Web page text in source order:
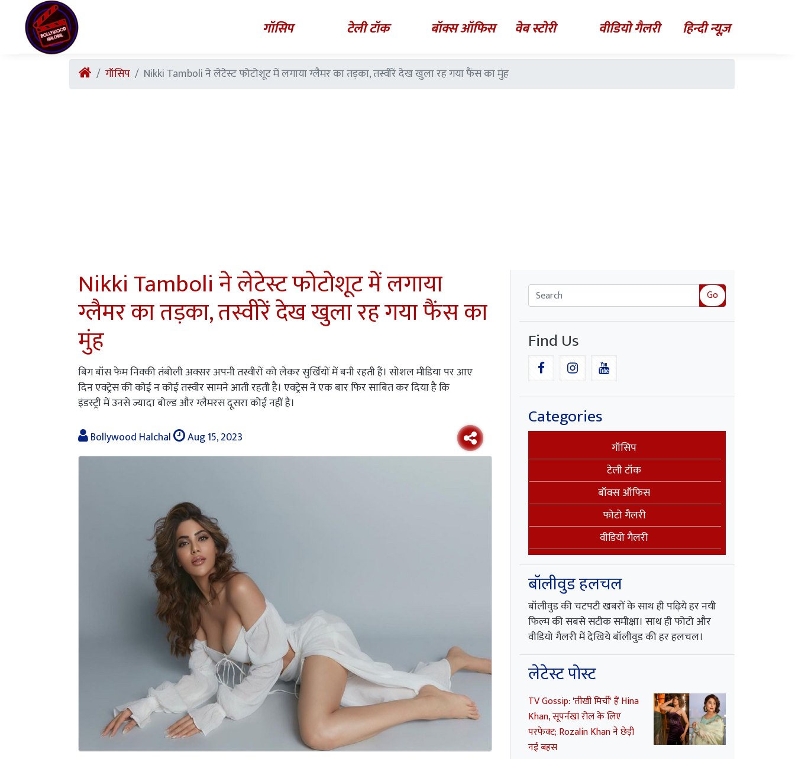
गॉसिप टेली टॉक बॉक्स ऑफिस वेब स्टोरी वीडियो गैलरी हिन्दी न्यूज़
गॉसिप Nikki Tamboli ने लेटेस्ट फोटोशूट में लगाया ग्लैमर का तड़का, तस्वीरें देख खुला रह गया फैंस का मुंह
Nikki Tamboli ने लेटेस्ट फोटोशूट में लगाया
ग्लैमर का तड़का, तस्वीरें देख खुला रह गया फैंस का
मुंह
बिग बॉस फेम निक्की तंबोली अक्सर अपनी तस्वीरों को लेकर सुर्खियों में बनी रहती हैं। सोशल मीडिया पर आए
दिन एक्ट्रेस की कोई न कोई तस्वीर सामने आती रहती है। एक्ट्रेस ने एक बार फिर साबित कर दिया है कि
इंडस्ट्री में उनसे ज्यादा बोल्ड और ग्लैमरस दूसरा कोई नहीं है।
Bollywood Halchal
Aug 15, 2023
Go
Find Us
Categories
गॉसिप
टेली टॉक
बॉक्स ऑफिस
फोटो गैलरी
वीडियो गैलरी
बॉलीवुड हलचल
बॉलीवुड की चटपटी खबरों के साथ ही पढ़िये हर नयी
फिल्म की सबसे सटीक समीक्षा। साथ ही फोटो और
वीडियो गैलरी में देखिये बॉलीवुड की हर हलचल।
लेटेस्ट पोस्ट
TV Gossip: 'तीखी मिर्ची' हैं Hina
Khan, सूपर्नखा रोल के लिए
परफेक्ट; Rozalin Khan ने छेड़ी
नई बहस